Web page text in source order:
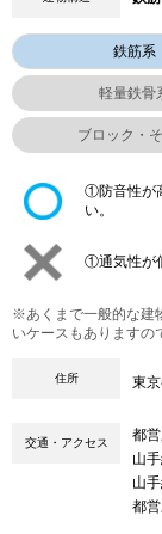
鉄筋系
軽量鉄骨
ブロック・
①防音性が
い。
①通気性が
※あくまで一般的な建
いケースもありますの
住所 東
交通・アクセス 都
山
山
都